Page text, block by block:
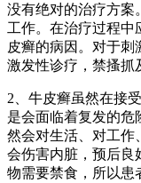
没有绝对的治疗方案
工作。在治疗过程中
皮癣的病因。对于
激发性诊疗，禁搔抓
2、牛皮癣虽然在接
是会面临着复发的危
然会对生活、对工作
会伤害内脏，预后良
物需要禁食，所以患